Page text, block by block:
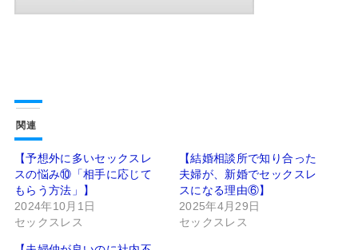
関連
【予想外に多いセックスレ
スの悩み⑩「相手に応じて
もらう方法」】
2024年10月1日
セックスレス
【結婚相談所で知り合った
夫婦が、新婚でセックスレ
スになる理由⑥】
2025年4月29日
セックスレス